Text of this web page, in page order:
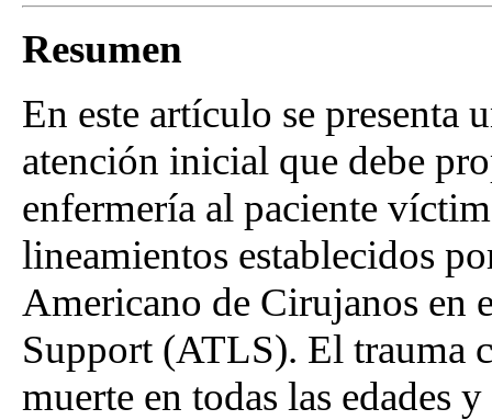
Resumen
En este artículo se presenta
atención inicial que debe
enfermería al paciente
lineamientos establecidos
Americano de Cirujanos en
Support (ATLS). El trauma
muerte en todas las edades